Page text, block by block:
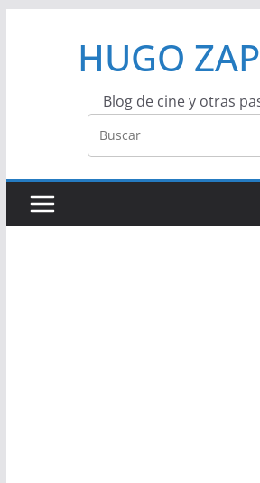
HUGO
Blog de cine y otras